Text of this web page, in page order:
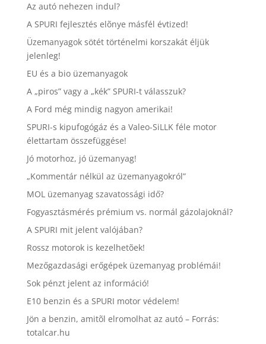
Az autó nehezen indul?
A SPURI fejlesztés elõnye másfél évtized!
Üzemanyagok sötét történelmi korszakát éljük
jelenleg!
EU és a bio üzemanyagok
A „piros” vagy a „kék” SPURI-t válasszuk?
A Ford még mindig nagyon amerikai!
SPURI-s kipufogógáz és a Valeo-SiLLK féle motor
élettartam összefüggése!
Jó motorhoz, jó üzemanyag!
„Kommentár nélkül az üzemanyagokról”
MOL üzemanyag szavatossági idő?
Fogyasztásmérés prémium vs. normál gázolajoknál?
A SPURI mit jelent valójában?
Rossz motorok is kezelhetõek!
Mezőgazdasági erőgépek üzemanyag problémái!
Sok pénzt jelent az információ!
E10 benzin és a SPURI motor védelem!
Jön a benzin, amitõl elromolhat az autó – Forrás:
totalcar.hu